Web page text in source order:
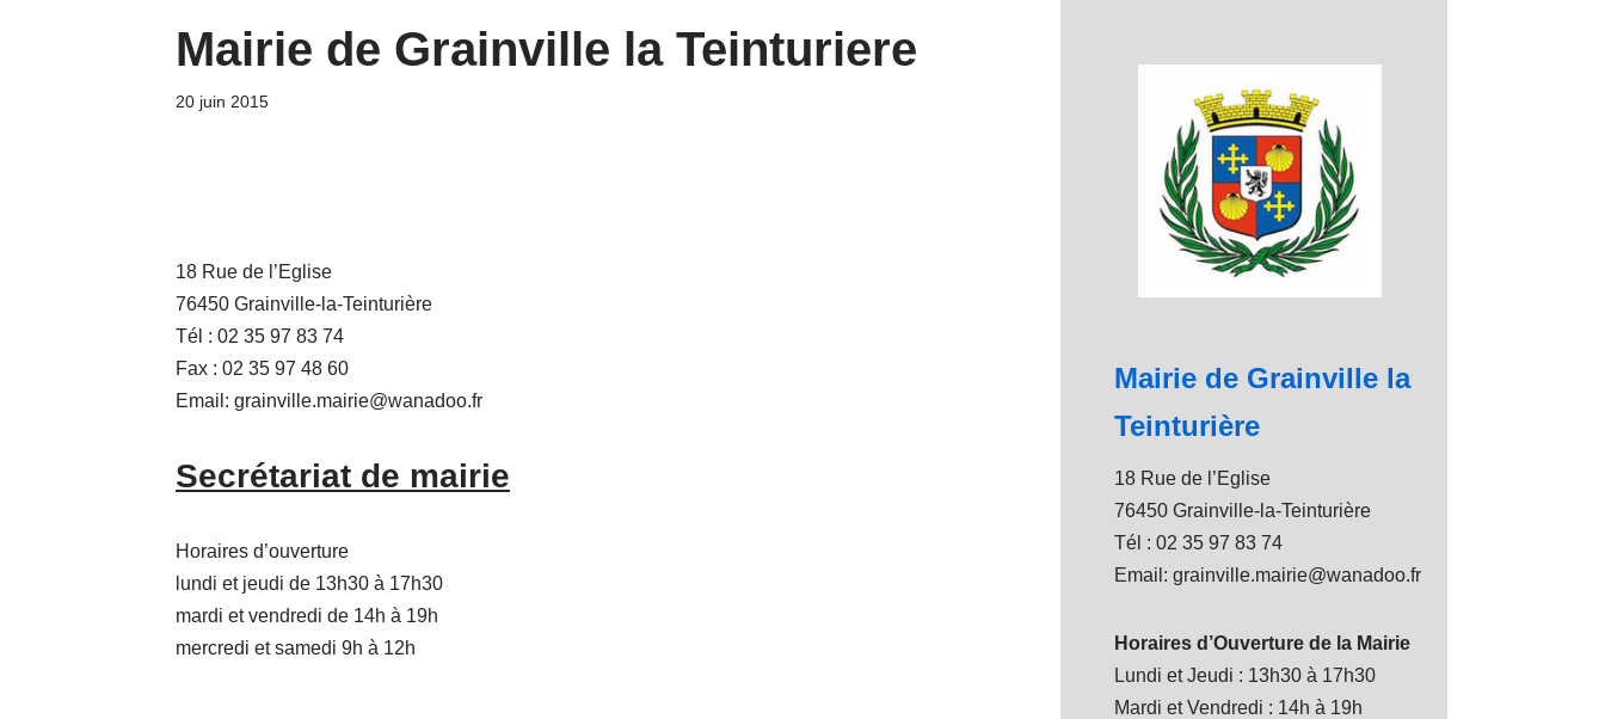
Mairie de Grainville la Teinturiere
20 juin 2015
18 Rue de l’Eglise
76450 Grainville-la-Teinturière
Tél : 02 35 97 83 74
Fax : 02 35 97 48 60
Email: grainville.mairie@wanadoo.fr
Secrétariat de mairie
Horaires d’ouverture
lundi et jeudi de 13h30 à 17h30
mardi et vendredi de 14h à 19h
mercredi et samedi 9h à 12h
Mairie de Grainville la
Teinturière
18 Rue de l’Eglise
76450 Grainville-la-Teinturière
Tél : 02 35 97 83 74
Email: grainville.mairie@wanadoo.fr
Horaires d’Ouverture de la Mairie
Lundi et Jeudi : 13h30 à 17h30
Mardi et Vendredi : 14h à 19h